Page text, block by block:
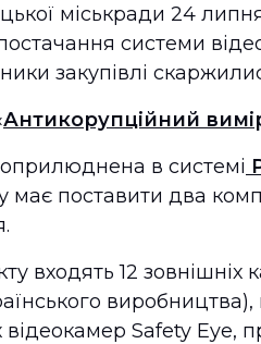
міськради 24
системи
закупівлі
Антикорупційний
в системі
має поставити два
входять 12 зовнішніх
відеокамер Safety Eye,